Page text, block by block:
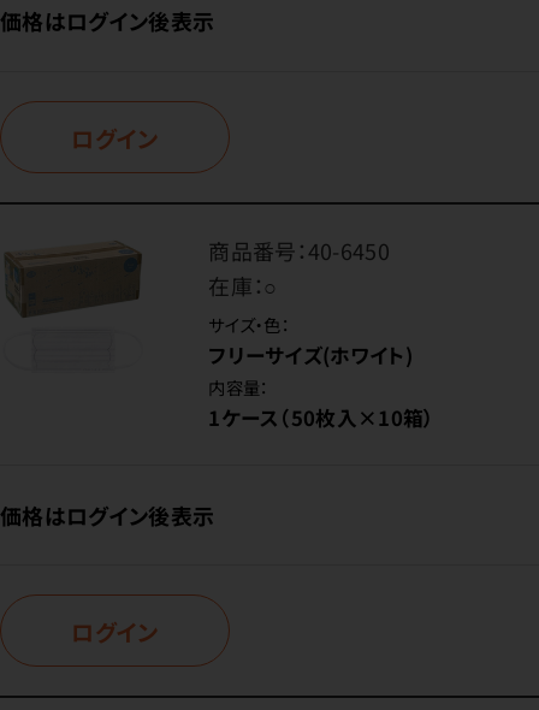
価格はログイン後表示
ログイン
商品番号：40-6450
在庫：○
サイズ・色：
フリーサイズ(ホワイト)
内容量：
1ケース（50枚入×10箱）
価格はログイン後表示
ログイン